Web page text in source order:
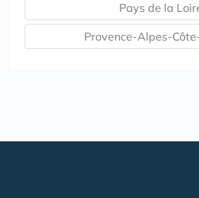
Pays de la
Provence-Alpes-